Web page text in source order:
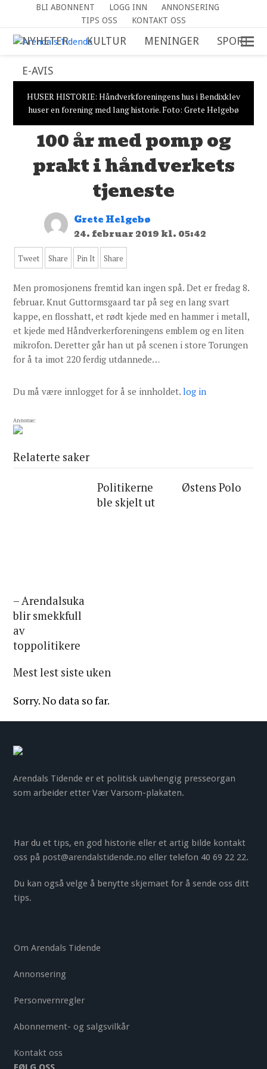
BLI ABONNENT LOGG INN
ANNONSERING
TIPS OSS
KONTAKT OSS
NYHETER KULTUR MENINGER SPORT
E-AVIS
HUSER HISTORIE: Håndverkforeningens hus i Bendixklev
huser en forening med lang historie. Foto: Grete Helgebø
100 år med pomp og
prakt i håndverkets
tjeneste
Grete Helgebø
24. februar 2019 kl. 05:42
Tweet Share Pin It Share
Men promosjonens fremtid kan ingen spå. Det er fredag 8.
februar. Knut Guttormsgaard tar på seg en lang svart
kappe, en flosshatt, et rødt kjede med en hammer i metall,
et kjede med Håndverkerforeningens emblem og en liten
mikrofon. Deretter går han ut på scenen i store Torungen
for å ta imot 220 ferdig utdannede…
Du må være innlogget for å se innholdet.log in
Annonse:
Relaterte saker
– Arendalsuka
blir smekkfull
av
toppolitikere
Politikerne
ble skjelt ut
Østens Polo
Mest lest siste uken
Sorry. No data so far.
Arendals Tidende er et politisk uavhengig presseorgan
som arbeider etter Vær Varsom-plakaten.
Har du et tips, en god historie eller et artig bilde kontakt
oss på post@arendalstidende.no eller telefon 40 69 22 22.
Du kan også velge å benytte skjemaet for å sende oss ditt
tips.
Om Arendals Tidende
Annonsering
Personvernregler
Abonnement- og salgsvilkår
Kontakt oss